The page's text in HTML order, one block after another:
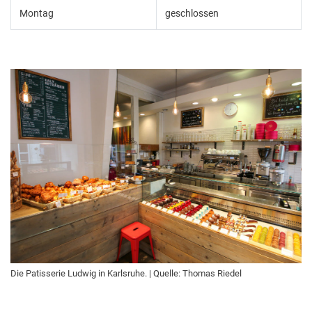
Montag geschlossen
Die Patisserie Ludwig in Karlsruhe. | Quelle: Thomas Riedel